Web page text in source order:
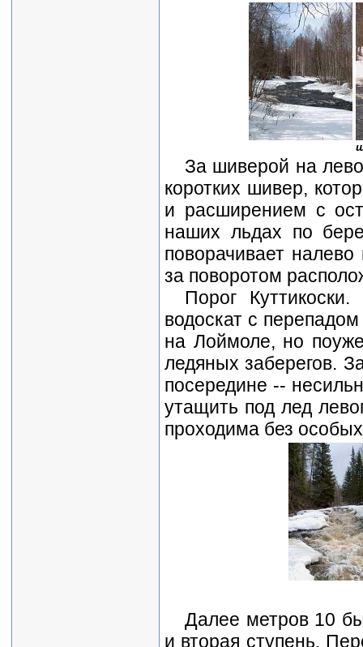
За шиверой на
коротких шивер,
и расширением с
наших льдах по
поворачивает
за поворотом
Порог
водоскат с
на Лоймоле, но
ледяных заберегов.
посередине --
утащить под лед
проходима без
Далее метров 10
и вторая ступень.